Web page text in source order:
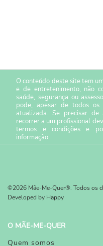
O conteúdo deste site tem
e de entretenimento, não
saúde, segurança ou
pode, apesar de todos os
atualizada. Se precisar de
recorrer a um profissional
termos e condiçõese
informação.
©2026 Mãe-Me-Quer®. Todos os
Developed by Happy
O MÃE-ME-QUER
Quem somos